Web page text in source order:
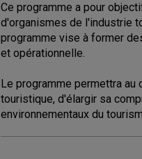
Ce programme a pour
d'organismes de l'industrie
programme vise à former
et opérationnelle.
Le programme permettra
touristique, d'élargir sa
environnementaux du